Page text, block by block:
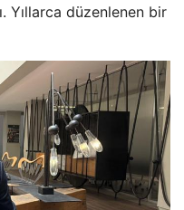
Yıllarca düzenlenen bir